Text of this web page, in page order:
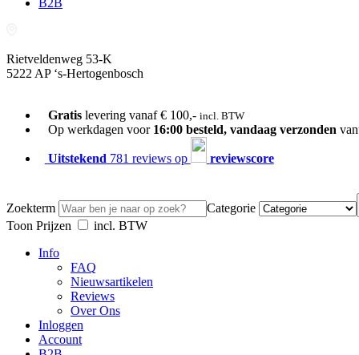
B2B
Rietveldenweg 53-K
5222 AP ‘s-Hertogenbosch
Gratislevering vanaf € 100,- incl. BTW
Op werkdagen voor 16:00 besteld, vandaag verzonden
Uitstekend 781 reviews op reviewscore
Zoekterm
Categorie
Toon Prijzen
incl. BTW
Info
FAQ
Nieuwsartikelen
Reviews
Over Ons
Inloggen
Account